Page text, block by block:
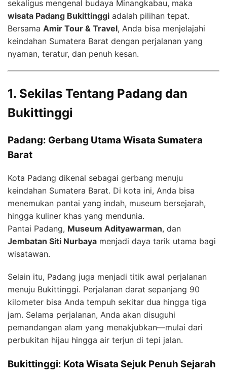
sekaligus mengenal budaya Minangkabau, maka
wisata Padang Bukittinggi adalah pilihan tepat.
Bersama Amir Tour & Travel, Anda bisa menjelajahi
keindahan Sumatera Barat dengan perjalanan yang
nyaman, teratur, dan penuh kesan.
1. Sekilas Tentang Padang dan
Bukittinggi
Padang: Gerbang Utama Wisata Sumatera
Barat
Kota Padang dikenal sebagai gerbang menuju
keindahan Sumatera Barat. Di kota ini, Anda bisa
menemukan pantai yang indah, museum bersejarah,
hingga kuliner khas yang mendunia.
Pantai Padang, Museum Adityawarman, dan
Jembatan Siti Nurbaya menjadi daya tarik utama bagi
wisatawan.
Selain itu, Padang juga menjadi titik awal perjalanan
menuju Bukittinggi. Perjalanan darat sepanjang 90
kilometer bisa Anda tempuh sekitar dua hingga tiga
jam. Selama perjalanan, Anda akan disuguhi
pemandangan alam yang menakjubkan—mulai dari
perbukitan hijau hingga air terjun di tepi jalan.
Bukittinggi: Kota Wisata Sejuk Penuh Sejarah